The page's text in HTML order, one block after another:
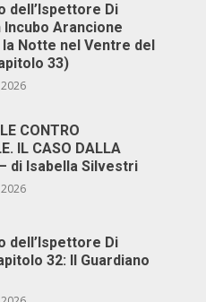
dell’Ispettore Di
Incubo Arancione
Notte nel Ventre del
33)
CONTRO
IL CASO DALLA
– di Isabella Silvestri
dell’Ispettore Di
32: Il Guardiano